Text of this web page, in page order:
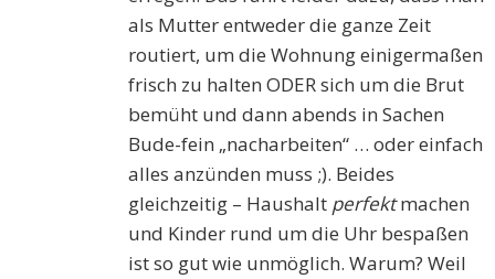
als Mutter entweder die ganze Zeit
routiert, um die Wohnung einigermaßen
frisch zu halten ODER sich um die Brut
bemüht und dann abends in Sachen
Bude-fein „nacharbeiten“ … oder einfach
alles anzünden muss ;). Beides
gleichzeitig – Haushalt perfektmachen
und Kinder rund um die Uhr bespaßen
ist so gut wie unmöglich. Warum? Weil